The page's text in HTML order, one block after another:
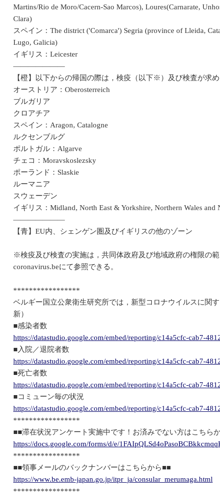
Martins/Rio de Moro/Cacern-Sao Marcos), Loures(Carnarate,
Clara)
スペイン：The district ('Comarca') Segria (province of Lleida,
Lugo, Galicia)
イギリス：Leicester
―――――――
【橙】以下からの帰国の際は，検疫（以下※）及び検査が求
オーストリア：Oberosterreich
ブルガリア
クロアチア
スペイン：Aragon, Catalogne
ルクセンブルグ
ポルトガル：Algarve
チェコ：Moravskoslezsky
ポーランド：Slaskie
ルーマニア
スウェーデン
イギリス：Midland, North East & Yorkshire, Northern Wales and
―――――――
【青】EU内、シェンゲン圏及びイギリスの他のゾーン
※検疫及び検査の実施は，共同体政府及び地域政府の権限の
coronavirus.beにて参照できる。
*****************
ベルギー国立公衆衛生研究所では，新型コロナウイルスに関
新）
■感染者数
https://datastudio.google.com/embed/reporting/c14a5cfc-cab7-
■入院／退院者数
https://datastudio.google.com/embed/reporting/c14a5cfc-cab7-
■死亡者数
https://datastudio.google.com/embed/reporting/c14a5cfc-cab7-
■コミューン毎の状況
https://datastudio.google.com/embed/reporting/c14a5cfc-cab7-
*****************
■■滞在状況アンケート実施中です！お済みでない方はこちら
https://docs.google.com/forms/d/e/
*****************
■■領事メールのバックナンバーはこちらから■■
https://www.be.emb-japan.go.jp/itpr_ja/consular_merumaga.html
*****************